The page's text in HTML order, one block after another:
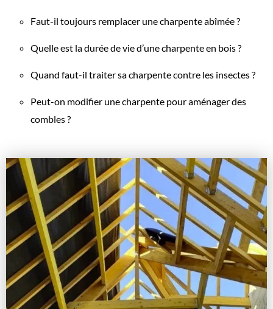
Faut-il toujours remplacer une charpente abîmée ?
Quelle est la durée de vie d’une charpente en bois ?
Quand faut-il traiter sa charpente contre les insectes ?
Peut-on modifier une charpente pour aménager des
combles ?